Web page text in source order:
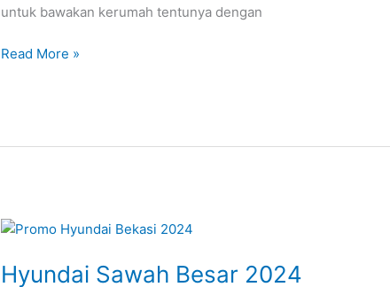
untuk bawakan kerumah tentunya dengan
Read More »
Hyundai Sawah Besar 2024
Hyundai
Besar